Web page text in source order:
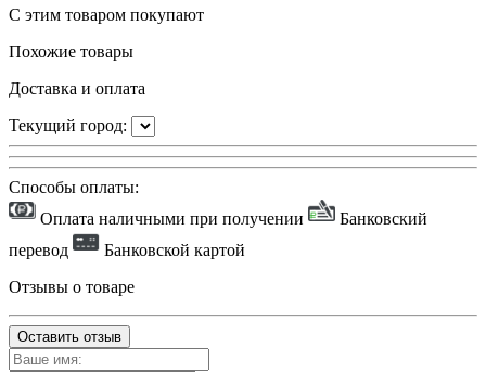
С этим товаром покупают
Похожие товары
Доставка и оплата
Текущий город:
Способы оплаты:
Оплата наличными при получении
Банковский
перевод
Банковской картой
Отзывы о товаре
Оставить отзыв